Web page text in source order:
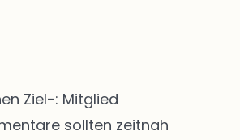
Ziel-: Mitglied
sollten zeitnah